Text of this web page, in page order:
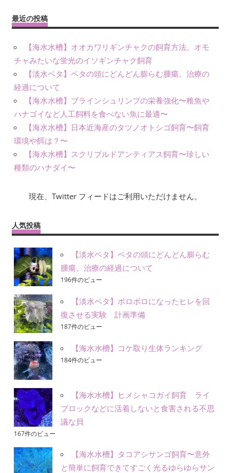
最近の投稿
【海水水槽】オオカワリギンチャクの飼育方法。オモ
チャみたいな蛍光のイソギンチャク飼育
【淡水ベタ】ベタの頭にどんどん膨らむ腫瘍。治療の
経過について
【海水水槽】ブラインシュリンプの栄養強化〜稚魚や
ハナゴイなど人工飼料を食べない魚に最適〜
【海水水槽】日本近海産のタツノオトシゴ飼育〜飼育
環境や餌は？〜
【海水水槽】スクリブルドアンティアス飼育〜珍しい
種類のハナダイ〜
現在、Twitter フィードはご利用いただけません。
人気投稿
【淡水ベタ】ベタの頭にどんどん膨らむ
腫瘍。治療の経過について
196件のビュー
【淡水ベタ】ボロボロになったヒレを回
復させる実験 計画準備
187件のビュー
【海水水槽】コケ取り生体ランキング
184件のビュー
【海水水槽】ヒメシャコガイ飼育 ライ
ブロックなどに活着しないと食害される不思
議な貝
167件のビュー
【海水水槽】タコアシサンゴ飼育〜意外
と簡単に飼育できてすごく光るゆらゆらサン